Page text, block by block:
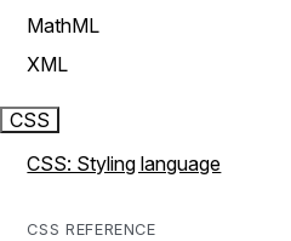
MathML
XML
CSS
CSS: Styling language
CSS REFERENCE